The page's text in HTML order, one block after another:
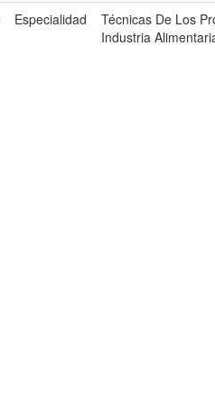
Especialidad
Técnicas De Los
Industria